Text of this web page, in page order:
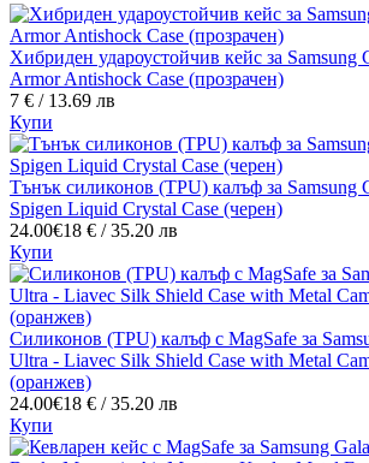
Хибриден удароустойчив кейс за Samsung
Armor Antishock Case (прозрачен)
7 € / 13.69 лв
Купи
Тънък силиконов (TPU) калъф за Samsung
Spigen Liquid Crystal Case (черен)
24.00€18 € / 35.20 лв
Купи
Силиконов (TPU) калъф с MagSafe за
Ultra - Liavec Silk Shield Case with Metal
(оранжев)
24.00€18 € / 35.20 лв
Купи